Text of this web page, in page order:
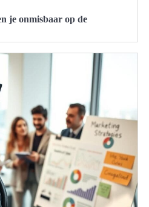
je onmisbaar op de